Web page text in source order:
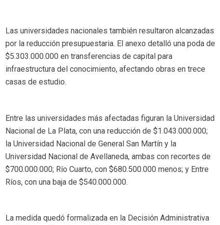
Las universidades nacionales también resultaron alcanzadas
por la reducción presupuestaria. El anexo detalló una poda de
$5.303.000.000 en transferencias de capital para
infraestructura del conocimiento, afectando obras en trece
casas de estudio.
Entre las universidades más afectadas figuran la Universidad
Nacional de La Plata, con una reducción de $1.043.000.000;
la Universidad Nacional de General San Martín y la
Universidad Nacional de Avellaneda, ambas con recortes de
$700.000.000; Río Cuarto, con $680.500.000 menos; y Entre
Ríos, con una baja de $540.000.000.
La medida quedó formalizada en la Decisión Administrativa